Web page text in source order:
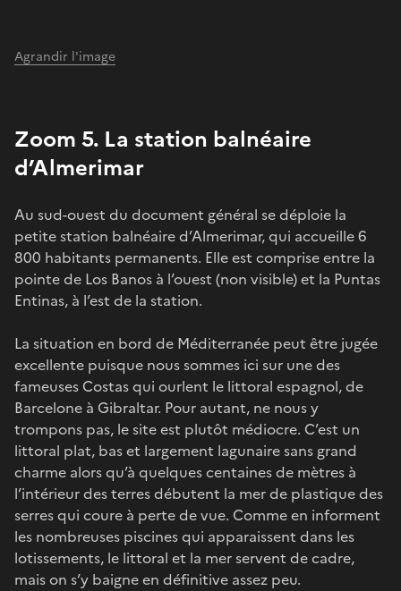
Agrandir l'image
Zoom 5. La station balnéaire
d’Almerimar
Au sud-ouest du document général se déploie la
petite station balnéaire d’Almerimar, qui accueille 6
800 habitants permanents. Elle est comprise entre la
pointe de Los Banos à l’ouest (non visible) et la Puntas
Entinas, à l’est de la station.
La situation en bord de Méditerranée peut être jugée
excellente puisque nous sommes ici sur une des
fameuses Costas qui ourlent le littoral espagnol, de
Barcelone à Gibraltar. Pour autant, ne nous y
trompons pas, le site est plutôt médiocre. C’est un
littoral plat, bas et largement lagunaire sans grand
charme alors qu’à quelques centaines de mètres à
l’intérieur des terres débutent la mer de plastique des
serres qui coure à perte de vue. Comme en informent
les nombreuses piscines qui apparaissent dans les
lotissements, le littoral et la mer servent de cadre,
mais on s’y baigne en définitive assez peu.